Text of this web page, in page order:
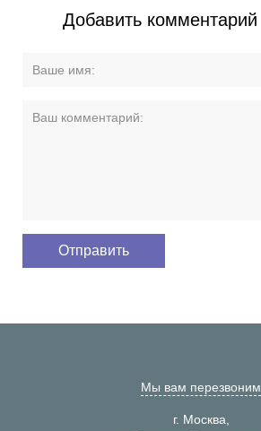
Добавить комментарий
Мы вам перезвоним
г. Москва,